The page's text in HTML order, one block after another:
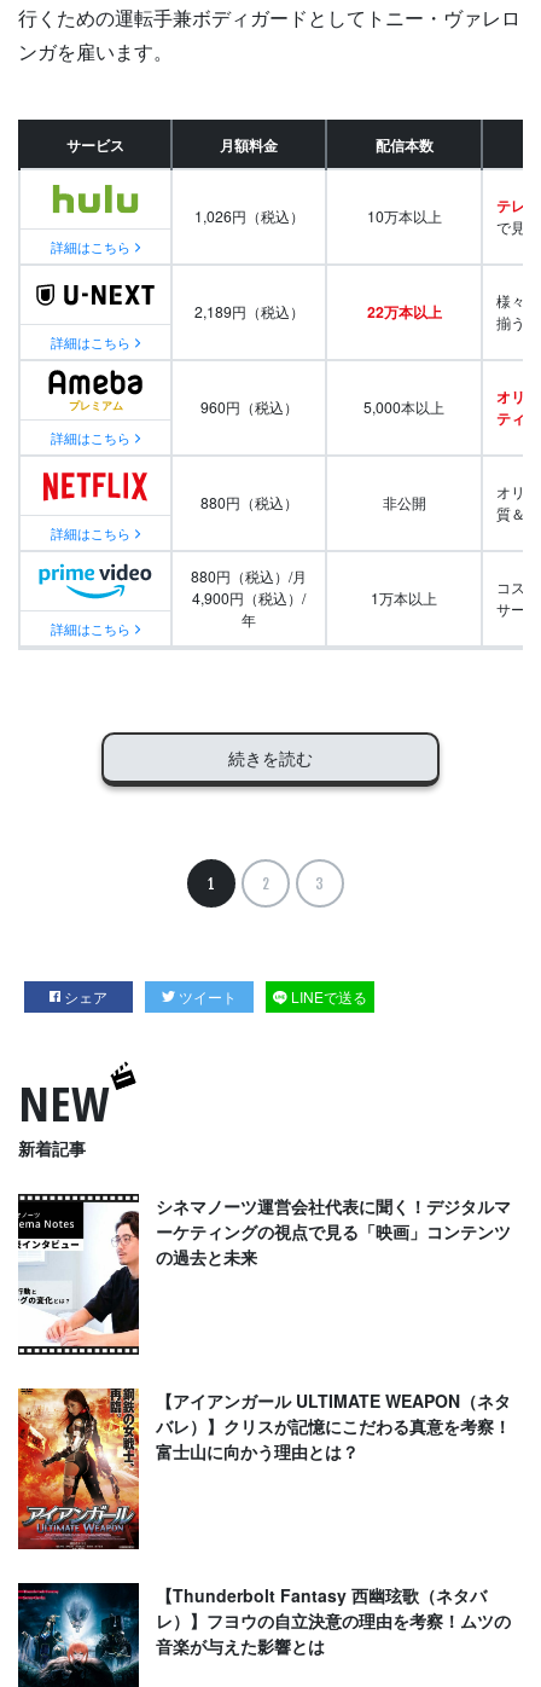
行くための運転手兼ボディガードとしてトニー・ヴァレロ
ンガを雇います。
サービス 月額料金 配信本数
詳細はこちら
1,026円（税込） 10万本以上 テレビ
で見
詳細はこちら
2,189円（税込） 22万本以上
様々
揃う
詳細はこちら
960円（税込） 5,000本以上
オリ
ティ
詳細はこちら
880円（税込） 非公開
オリ
質＆
詳細はこちら
880円（税込）/月
4,900円（税込）/
年
1万本以上
コス
サー
続きを読む
1 2 3
シェア ツイート LINEで送る
NEW
新着記事
シネマノーツ運営会社代表に聞く！デジタルマ
ーケティングの視点で見る「映画」コンテンツ
の過去と未来
【アイアンガール ULTIMATE WEAPON（ネタ
バレ）】クリスが記憶にこだわる真意を考察！
富士山に向かう理由とは？
【Thunderbolt Fantasy 西幽玹歌（ネタバ
レ）】フヨウの自立決意の理由を考察！ムツの
音楽が与えた影響とは